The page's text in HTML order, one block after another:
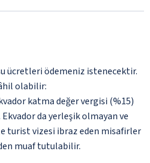
ücretleri ödemeniz istenecektir.
olabilir:
katma değer vergisi (%15)
da yerleşik olmayan ve
turist vizesi ibraz eden misafirler
muaf tutulabilir.